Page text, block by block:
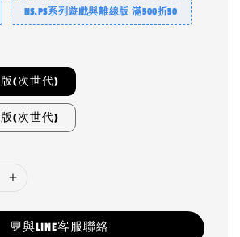
NS.PS系列遊戲與離線版 滿500折50
版(次世代)
版(次世代)
💬與LINE客服聯絡